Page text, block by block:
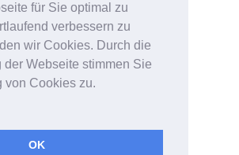
für Sie optimal zu
verbessern zu
wir Cookies. Durch die
Webseite stimmen Sie
von Cookies zu.
OK